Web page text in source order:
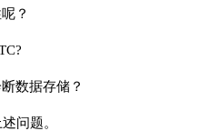
？
数据存储？
问题。